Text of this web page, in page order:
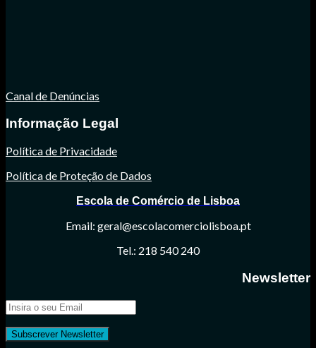
Canal de Denúncias
Informação Legal
Política de Privacidade
Política de Proteção de Dados
Escola de Comércio de Lisboa
Email: geral@escolacomerciolisboa.pt
Tel.: 218 540 240
Newsletter